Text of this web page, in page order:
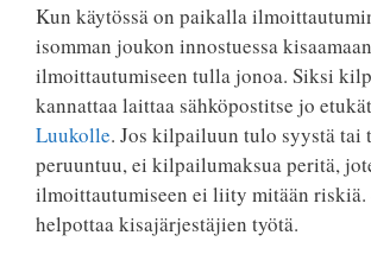
Kun käytössä on paikalla
isomman joukon innostuessa
ilmoittautumiseen tulla jonoa. Siksi
kannattaa laittaa sähköpostitse jo
Luukolle. Jos kilpailuun tulo syystä tai
peruuntuu, ei kilpailumaksua peritä,
ilmoittautumiseen ei liity mitään riskiä.
helpottaa kisajärjestäjien työtä.